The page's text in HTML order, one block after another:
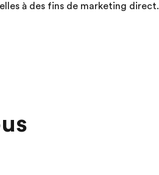
à des fins de marketing direct.